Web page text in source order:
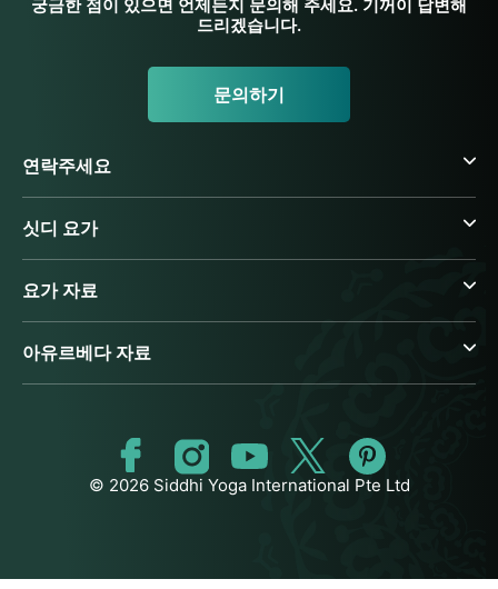
궁금한 점이 있으면 언제든지 문의해 주세요. 기꺼이 답변해
드리겠습니다.
문의하기
연락주세요
싯디 요가
요가 자료
아유르베다 자료
© 2026 Siddhi Yoga International Pte Ltd